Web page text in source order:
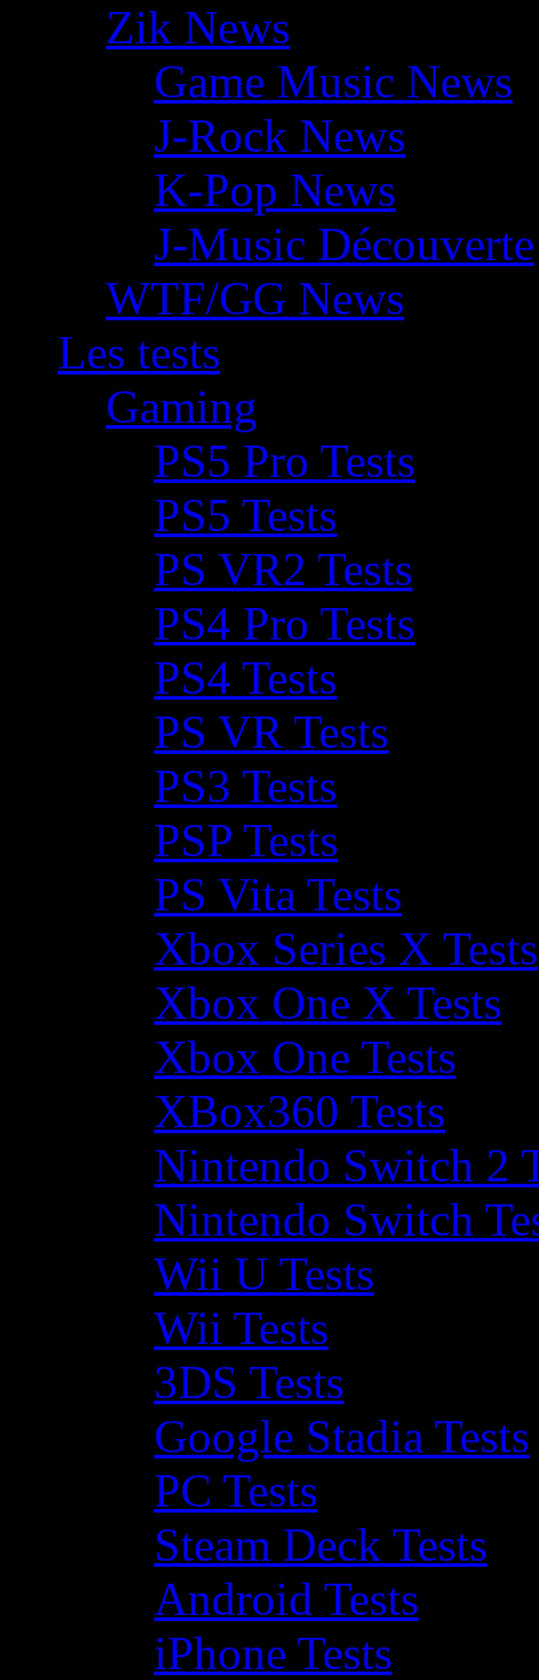
Zik News
Game Music News
J-Rock News
K-Pop News
J-Music Découverte
WTF/GG News
Les tests
Gaming
PS5 Pro Tests
PS5 Tests
PS VR2 Tests
PS4 Pro Tests
PS4 Tests
PS VR Tests
PS3 Tests
PSP Tests
PS Vita Tests
Xbox Series X Tests
Xbox One X Tests
Xbox One Tests
XBox360 Tests
Nintendo Switch 2
Nintendo Switch
Wii U Tests
Wii Tests
3DS Tests
Google Stadia Tests
PC Tests
Steam Deck Tests
Android Tests
iPhone Tests